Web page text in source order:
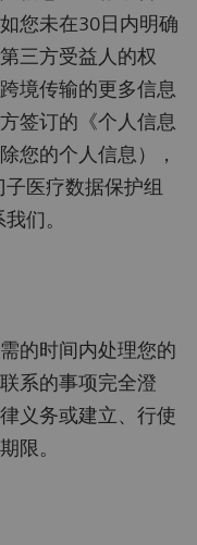
您未在30日内明确
三方受益人的权
境传输的更多信息
签订的《个人信息
您的个人信息），
医疗数据保护组
们。
的时间内处理您的
系的事项完全澄
义务或建立、行使
限。